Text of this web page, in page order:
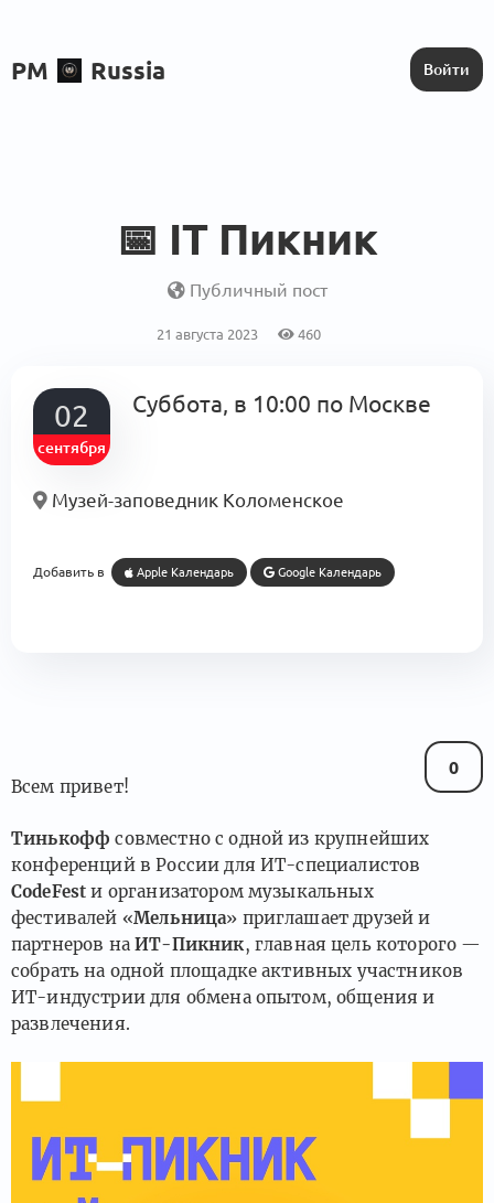
PM Russia Войти
📅 IT Пикник
Публичный пост
21 августа 2023 460
02
сентября
Суббота, в 10:00 по Москве
Музей-заповедник Коломенское
Добавить в Apple Календарь Google Календарь
0
Всем привет!
Тинькофф совместно с одной из крупнейших
конференций в России для ИТ-специалистов
CodeFest и организатором музыкальных
фестивалей «Мельница» приглашает друзей и
партнеров наИТ-Пикник, главная цель которого —
собрать на одной площадке активных участников
ИТ-индустрии для обмена опытом, общения и
развлечения.